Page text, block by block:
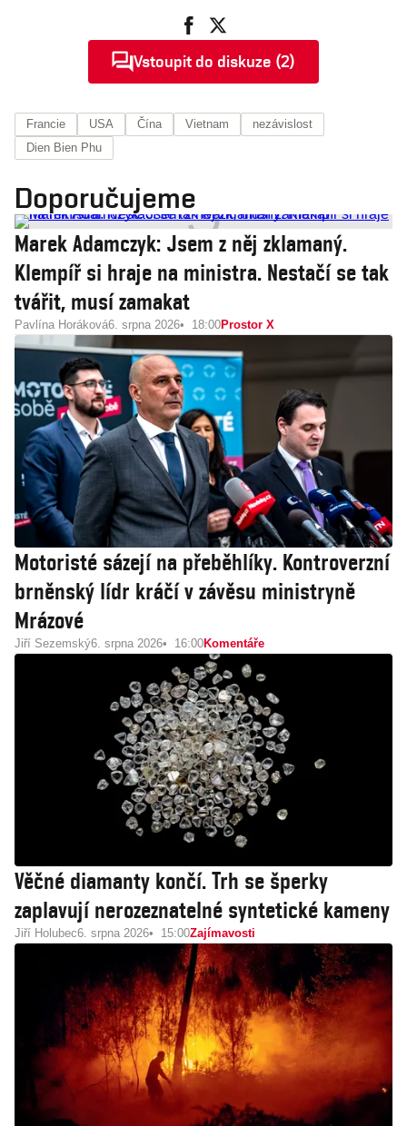
Vstoupit do diskuze (2)
Francie USA Čína Vietnam
nezávislost
Dien Bien Phu
Doporučujeme
Marek Adamczyk: Jsem z něj zklamaný.
Klempíř si hraje na ministra. Nestačí se tak
tvářit, musí zamakat
Pavlína Horáková6. srpna 2026 18:00Prostor X
Motoristé sázejí na přeběhlíky. Kontroverzní
brněnský lídr kráčí v závěsu ministryně
Mrázové
Jiří Sezemský6. srpna 2026 16:00Komentáře
Věčné diamanty končí. Trh se šperky
zaplavují nerozeznatelné syntetické kameny
Jiří Holubec6. srpna 2026 15:00Zajímavosti